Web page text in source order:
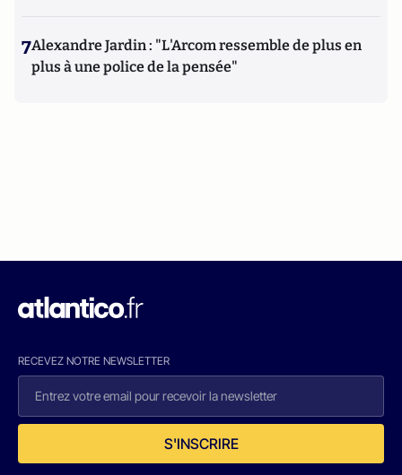
7Alexandre Jardin : "L'Arcom ressemble de plus en
plus à une police de la pensée"
RECEVEZ NOTRE NEWSLETTER
S'INSCRIRE